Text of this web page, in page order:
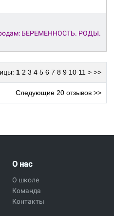
БЕРЕМЕННОСТЬ. РОДЫ.
1 2 3 4 5 6 7 8 9 10 11 > >>
Следующие 20 отзывов >>
О нас
О школе
Команда
Контакты